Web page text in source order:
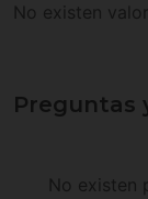
No existen
Preguntas
No existen